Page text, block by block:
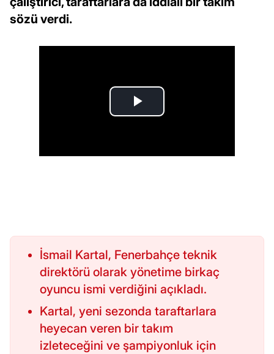
sözü verdi.
İsmail Kartal, Fenerbahçe teknik
direktörü olarak yönetime birkaç
oyuncu ismi verdiğini açıkladı.
Kartal, yeni sezonda taraftarlara
heyecan veren bir takım
izleteceğini ve şampiyonluk için